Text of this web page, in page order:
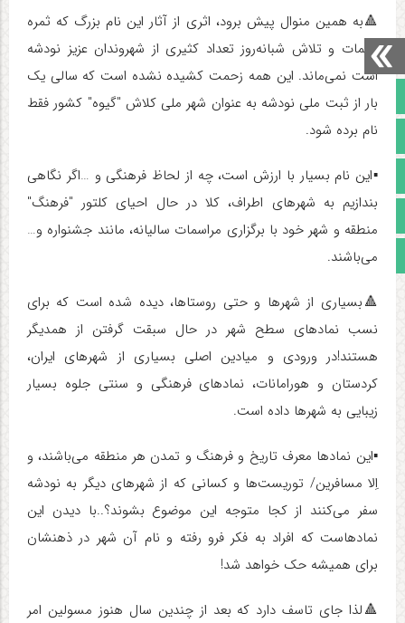
صفحه نخست
تالار گفتمان
آپارات
اینستاگرام
مجوز سایت
🔺به همین منوال پیش برود، اثری از آثار این نام بزرگ که ثمره
زحمات و تلاش شبانه‌روز تعداد کثیری از شهروندان عزیز نودشه
است نمی‌ماند. این همه زحمت کشیده نشده است که سالی یک
بار از ثبت ملی نودشه به عنوان شهر ملی کلاش "گیوه" کشور فقط
نام برده شود.
▪️این نام بسیار با ارزش است، چه از لحاظ فرهنگی و …اگر نگاهی
بندازیم به شهرهای اطراف، کلا در حال احیای کلتور "فرهنگ"
منطقه و شهر خود با برگزاری مراسمات سالیانه، مانند جشنواره و…
می‌باشند.
🔺بسیاری از شهرها و حتی روستاها، دیده شده است که برای
نسب نمادهای سطح شهر در حال سبقت گرفتن از همدیگر
هستند!در ورودی و میادین اصلی بسیاری از شهرهای ایران،
کردستان و هورامانات، نمادهای فرهنگی و سنتی جلوه بسیار
زیبایی به شهرها داده است.
▪️این نمادها معرف تاریخ و فرهنگ و تمدن هر منطقه می‌باشند، و
اِلا مسافرین/ توریست‌ها و کسانی که از شهرهای دیگر به نودشه
سفر می‌کنند از کجا متوجه این موضوع بشوند؟..با دیدن این
نمادهاست که افراد به فکر فرو رفته و نام آن شهر در ذهنشان
برای همیشه حک خواهد شد!
🔺لذا جای تاسف دارد که بعد از چندین سال هنوز مسولین امر